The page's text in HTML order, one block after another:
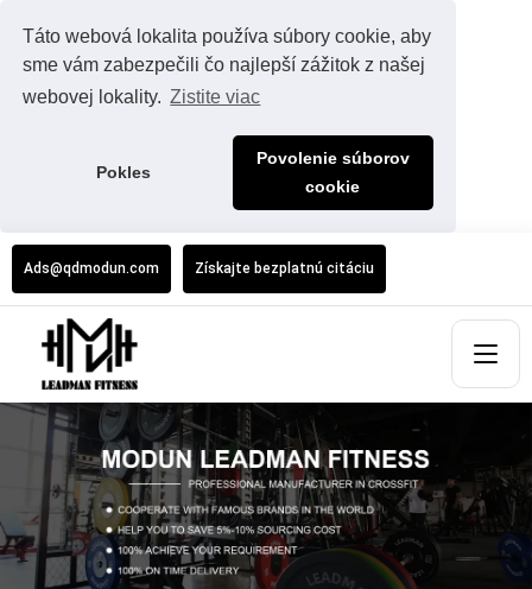
Táto webová lokalita používa súbory cookie, aby
sme vám zabezpečili čo najlepší zážitok z našej
webovej lokality. Zistite viac
Pokles
Povolenie súborov
cookie
Ads@qdmodun.com Získajte bezplatnú citáciu